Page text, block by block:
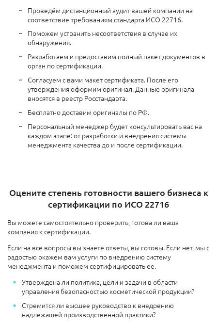
Проведём дистанционный аудит вашей компании на
соответствие требованиям стандарта ИСО 22716.
Поможем устранить несоответствия в случае их
обнаружения.
Разработаем и предоставим полный пакет документов в
орган по сертификации.
Согласуем с вами макет сертификата. После его
утверждения оформим оригинал. Данные оригинала
вносятся в реестр Росстандарта.
Бесплатно доставим оригиналы по РФ.
Персональный менеджер будет консультировать вас на
каждом этапе: от разработки и внедрения системы
менеджмента качества до и после сертификации.
Оцените степень готовности вашего бизнеса к
сертификации по ИСО 22716
Вы можете самостоятельно проверить, готова ли ваша
компания к сертификации.
Если на все вопросы вы знаете ответы, вы готовы. Если нет, мы с
радостью окажем вам услуги по внедрению систему
менеджмента и поможем сертифицировать ее.
Утверждена ли политика, цели и задачи в области
управления безопасностью косметической продукции?
Стремится ли высшее руководство к внедрению
надлежащей производственной практики?